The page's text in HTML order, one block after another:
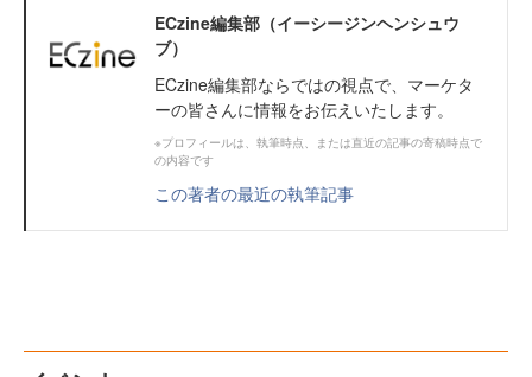
ECzine編集部（イーシージンヘンシュウ
ブ）
ECzine編集部ならではの視点で、マーケタ
ーの皆さんに情報をお伝えいたします。
※プロフィールは、執筆時点、または直近の記事の寄稿時点で
の内容です
この著者の最近の執筆記事